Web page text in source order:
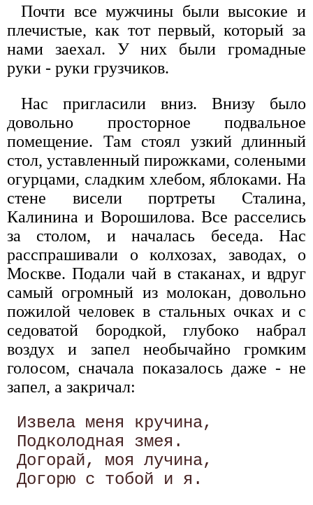
Почти все мужчины были высокие и
плечистые, как тот первый, который за
нами заехал. У них были громадные
руки - руки грузчиков.
Нас пригласили вниз. Внизу было
довольно просторное подвальное
помещение. Там стоял узкий длинный
стол, уставленный пирожками, солеными
огурцами, сладким хлебом, яблоками. На
стене висели портреты Сталина,
Калинина и Ворошилова. Все расселись
за столом, и началась беседа. Нас
расспрашивали о колхозах, заводах, о
Москве. Подали чай в стаканах, и вдруг
самый огромный из молокан, довольно
пожилой человек в стальных очках и с
седоватой бородкой, глубоко набрал
воздух и запел необычайно громким
голосом, сначала показалось даже - не
запел, а закричал:
Извела меня кручина,
Подколодная змея.
Догорай, моя лучина,